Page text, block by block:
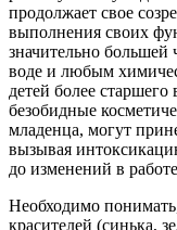
продолжает свое
выполнения своих
значительно
воде и любым
детей более
безобидные
младенца, могут
вызывая
до изменений в
Необходимо
красителей (синька,